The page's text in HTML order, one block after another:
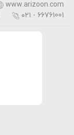
www.arizoon.com
۰۲۱ - 66761001